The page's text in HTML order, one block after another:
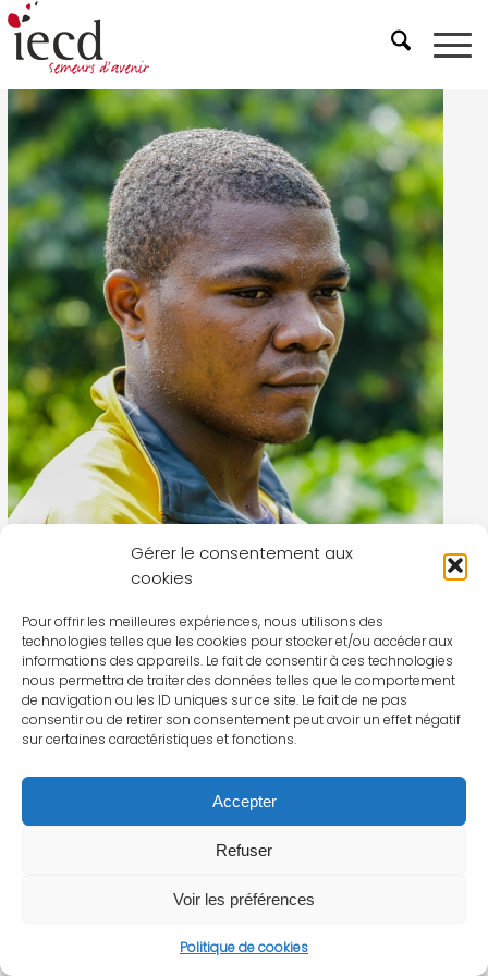
Gérer le consentement aux
cookies
Pour offrir les meilleures expériences, nous utilisons des
technologies telles que les cookies pour stocker et/ou accéder aux
informations des appareils. Le fait de consentir à ces technologies
nous permettra de traiter des données telles que le comportement
de navigation ou les ID uniques sur ce site. Le fait de ne pas
consentir ou de retirer son consentement peut avoir un effet négatif
sur certaines caractéristiques et fonctions.
Accepter
Refuser
Voir les préférences
Politique de cookies